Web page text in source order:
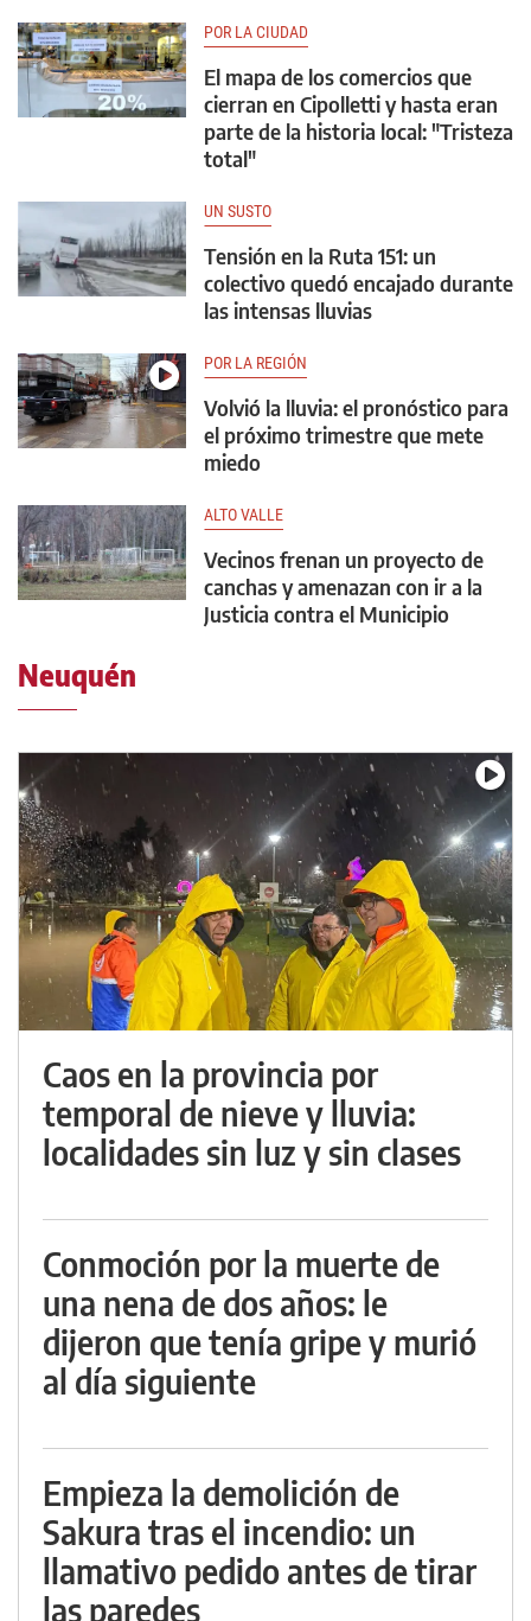
POR LA CIUDAD
El mapa de los comercios que
cierran en Cipolletti y hasta eran
parte de la historia local: "Tristeza
total"
UN SUSTO
Tensión en la Ruta 151: un
colectivo quedó encajado durante
las intensas lluvias
POR LA REGIÓN
Volvió la lluvia: el pronóstico para
el próximo trimestre que mete
miedo
ALTO VALLE
Vecinos frenan un proyecto de
canchas y amenazan con ir a la
Justicia contra el Municipio
Neuquén
Caos en la provincia por
temporal de nieve y lluvia:
localidades sin luz y sin clases
Conmoción por la muerte de
una nena de dos años: le
dijeron que tenía gripe y murió
al día siguiente
Empieza la demolición de
Sakura tras el incendio: un
llamativo pedido antes de tirar
las paredes